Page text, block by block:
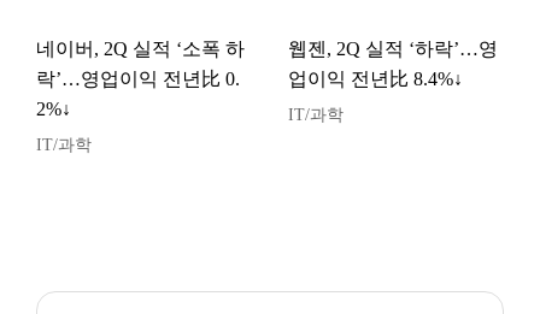
네이버, 2Q 실적 ‘소폭 하
락’…영업이익 전년比 0.
2%↓
IT/과학
웹젠, 2Q 실적 ‘하락’…영
업이익 전년比 8.4%↓
IT/과학